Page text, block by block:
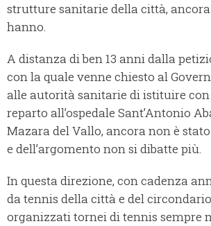
strutture sanitarie della città,
hanno.
A distanza di ben 13 anni dalla
con la quale venne chiesto al
alle autorità sanitarie di istituire
reparto all’ospedale Sant’Antonio
Mazara del Vallo, ancora non è
e dell’argomento non si dibatte più.
In questa direzione, con cadenza
da tennis della città e del
organizzati tornei di tennis sempre